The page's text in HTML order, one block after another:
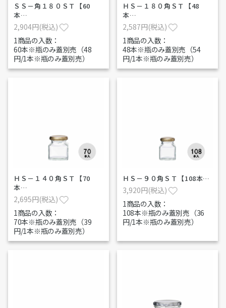
ＳＳ－角１８０ＳＴ【60
本…
2,904円(税込)
1商品の入数：
60本※瓶のみ蓋別売（48
円/1本※瓶のみ蓋別売）
ＨＳ－１８０角ＳＴ【48
本…
2,587円(税込)
1商品の入数：
48本※瓶のみ蓋別売（54
円/1本※瓶のみ蓋別売）
ＨＳ－１４０角ＳＴ【70
本…
2,695円(税込)
1商品の入数：
70本※瓶のみ蓋別売（39
円/1本※瓶のみ蓋別売）
ＨＳ－９０角ＳＴ【108本…
3,920円(税込)
1商品の入数：
108本※瓶のみ蓋別売（36
円/1本※瓶のみ蓋別売）